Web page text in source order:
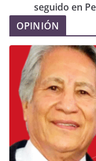
seguido en
OPINIÓN